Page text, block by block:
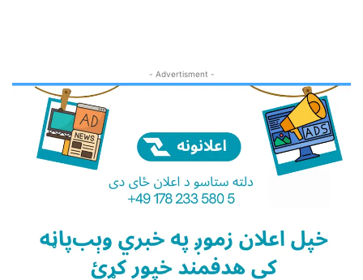
- Advertisment -